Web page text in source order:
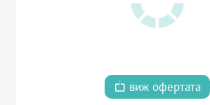
виж офертата